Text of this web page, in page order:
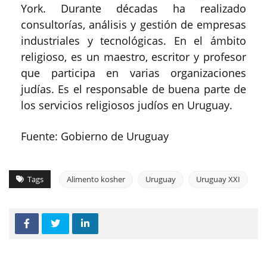
York. Durante décadas ha realizado
consultorías, análisis y gestión de empresas
industriales y tecnológicas. En el ámbito
religioso, es un maestro, escritor y profesor
que participa en varias organizaciones
judías. Es el responsable de buena parte de
los servicios religiosos judíos en Uruguay.
Fuente: Gobierno de Uruguay
Tags Alimento kosher Uruguay Uruguay XXI